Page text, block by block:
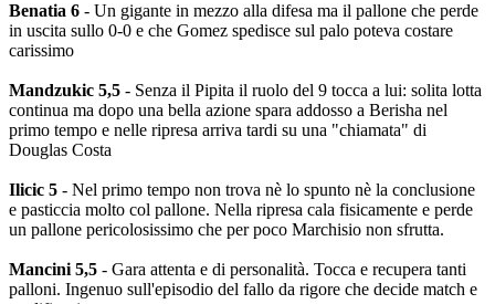
Benatia 6 - Un gigante in mezzo alla difesa ma il pallone che perde
in uscita sullo 0-0 e che Gomez spedisce sul palo poteva costare
carissimo
Mandzukic 5,5 - Senza il Pipita il ruolo del 9 tocca a lui: solita lotta
continua ma dopo una bella azione spara addosso a Berisha nel
primo tempo e nelle ripresa arriva tardi su una "chiamata" di
Douglas Costa
Ilicic 5 - Nel primo tempo non trova nè lo spunto nè la conclusione
e pasticcia molto col pallone. Nella ripresa cala fisicamente e perde
un pallone pericolosissimo che per poco Marchisio non sfrutta.
Mancini 5,5 - Gara attenta e di personalità. Tocca e recupera tanti
palloni. Ingenuo sull'episodio del fallo da rigore che decide match e